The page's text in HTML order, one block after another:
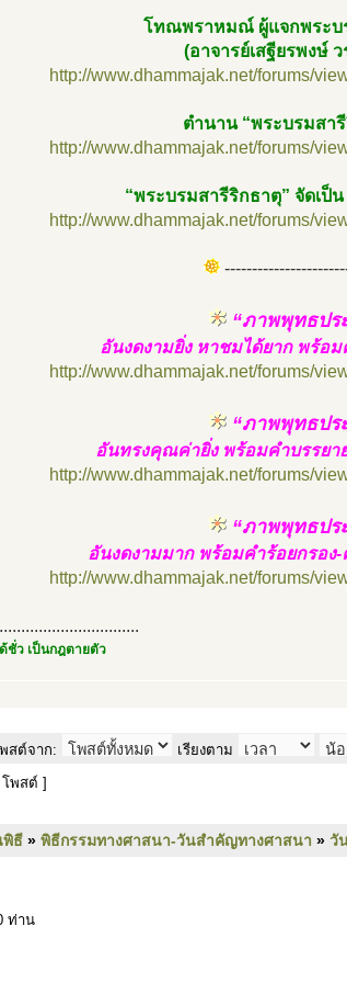
โทณพราหมณ์ ผู้แจกพระบ
(อาจารย์เสฐียรพงษ์
http://www.dhammajak.net/forums/
ตำนาน “พระบรมสา
http://www.dhammajak.net/forums/
“พระบรมสารีริกธาตุ” จัดเป็น
http://www.dhammajak.net/forums/
“ภาพพุทธปร
อันงดงามยิ่ง หาชมได้ยาก พร้อ
http://www.dhammajak.net/forums/
“ภาพพุทธปร
อันทรงคุณค่ายิ่ง พร้อมคำบรรยา
http://www.dhammajak.net/forums/
“ภาพพุทธปร
อันงดงามมาก พร้อมคำร้อยกรอง-
http://www.dhammajak.net/forums/
ชั่ว เป็นกฎตายตัว
สต์จาก: เรียงตาม
โพสต์ ]
พิธี » พิธีกรรมทางศาสนา-วันสำคัญทางศาสนา » วั
ท่าน